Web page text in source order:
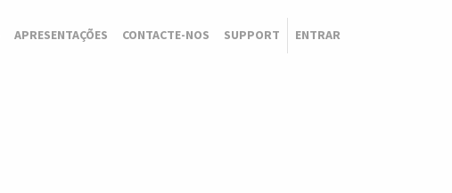
APRESENTAÇÕES CONTACTE-NOS SUPPORT ENTRAR